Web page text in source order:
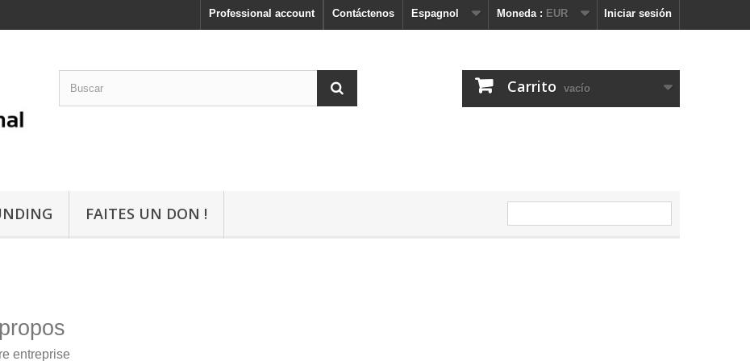
Iniciar sesión
Moneda : EUR
Espagnol
Contáctenos
Professional account
Carrito vacío
FAITES UN DON !
entreprise